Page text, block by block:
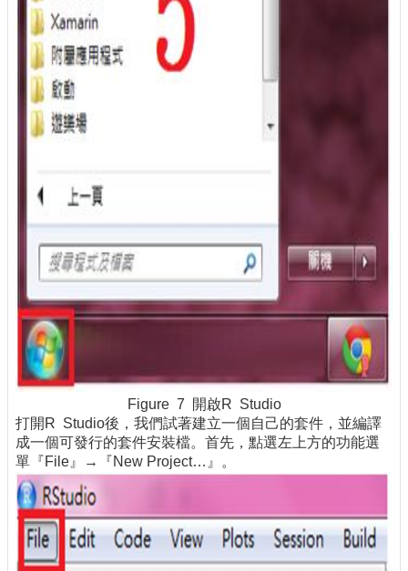
Figure 7 開啟R Studio
打開R Studio後，我們試著建立一個自己的套件，並編譯
成一個可發行的套件安裝檔。首先，點選左上方的功能選
單『File』→『New Project…』。